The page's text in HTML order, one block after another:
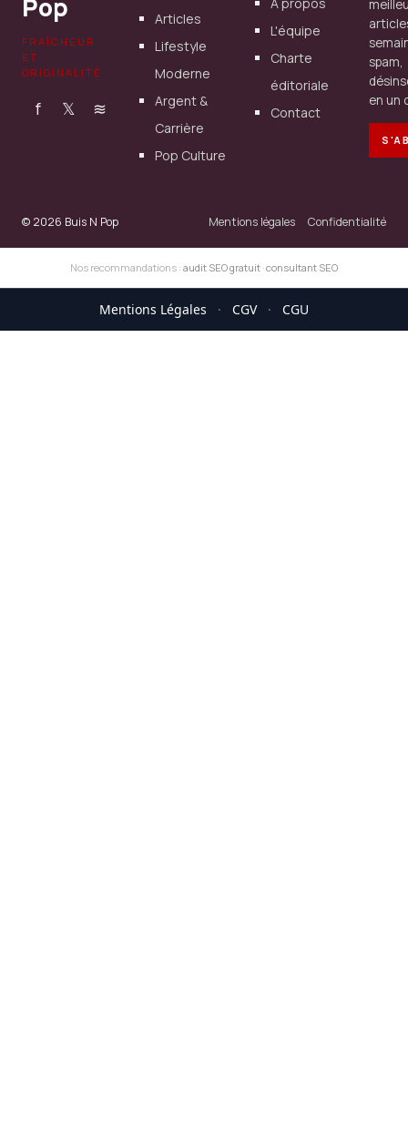
Pop
FRAÎCHEUR
ET
ORIGINALITÉ
f 𝕏 ≋
Articles
Lifestyle
Moderne
Argent &
Carrière
Pop Culture
L'équipe
Charte
éditoriale
Contact
spam,
en un
© 2026 Buis N Pop Mentions légales Confidentialité
Nos recommandations : audit SEO gratuit ·consultant SEO
Mentions Légales · CGV · CGU